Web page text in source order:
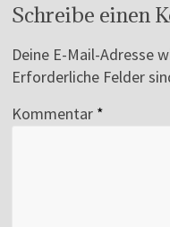
Schreibe einen
Deine E-Mail-Adresse
Erforderliche Felder
Kommentar *